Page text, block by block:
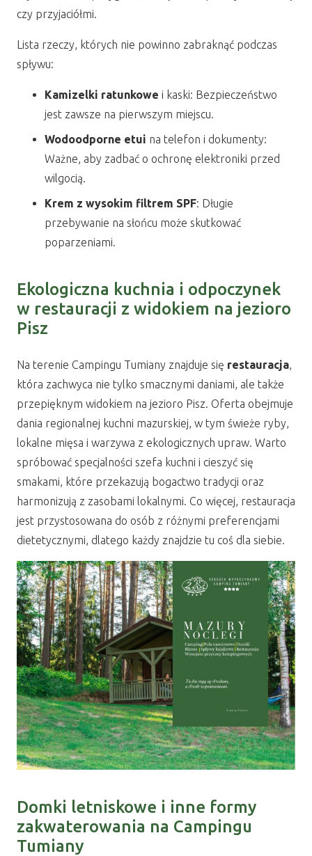
czy przyjaciółmi.
Lista rzeczy, których nie powinno zabraknąć podczas
spływu:
Kamizelki ratunkowe i kaski: Bezpieczeństwo
jest zawsze na pierwszym miejscu.
Wodoodporne etui na telefon i dokumenty:
Ważne, aby zadbać o ochronę elektroniki przed
wilgocią.
Krem z wysokim filtrem SPF: Długie
przebywanie na słońcu może skutkować
poparzeniami.
Ekologiczna kuchnia i odpoczynek
w restauracji z widokiem na jezioro
Pisz
Na terenie Campingu Tumiany znajduje się restauracja,
która zachwyca nie tylko smacznymi daniami, ale także
przepięknym widokiem na jezioro Pisz. Oferta obejmuje
dania regionalnej kuchni mazurskiej, w tym świeże ryby,
lokalne mięsa i warzywa z ekologicznych upraw. Warto
spróbować specjalności szefa kuchni i cieszyć się
smakami, które przekazują bogactwo tradycji oraz
harmonizują z zasobami lokalnymi. Co więcej, restauracja
jest przystosowana do osób z różnymi preferencjami
dietetycznymi, dlatego każdy znajdzie tu coś dla siebie.
Domki letniskowe i inne formy
zakwaterowania na Campingu
Tumiany